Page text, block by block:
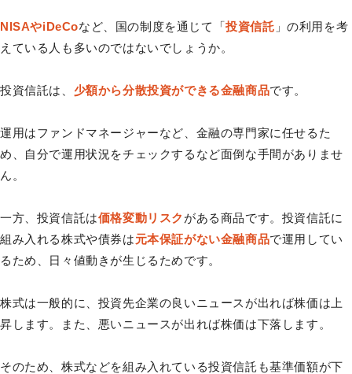
NISAやiDeCoなど、国の制度を通じて「投資信託 」の利用を考
えている人も多いのではないでしょうか。
投資信託は、 少額から分散投資ができる金融商品です。
運用はファンドマネージャーなど、金融の専門家に任せるた
め、自分で運用状況をチェックするなど面倒な手間がありませ
ん。
一方、投資信託は価格変動リスク がある商品です。投資信託に
組み入れる株式や債券は元本保証がない金融商品で運用してい
るため、日々値動きが生じるためです。
株式は一般的に、投資先企業の良いニュースが出れば株価は上
昇します。また、悪いニュースが出れば株価は下落します。
そのため、株式などを組み入れている投資信託も基準価額が下